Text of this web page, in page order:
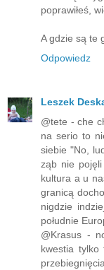
poprawiłeś,
A gdzie są te
Odpowiedz
Leszek
@tete - che
na serio to
siebie "No,
ząb nie
kultura a u
granicą
nigdzie
południe
@Krasus -
kwestia tylko